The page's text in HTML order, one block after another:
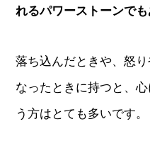
れるパワーストーンでも
落ち込んだときや、怒
なったときに持つと、
う方はとても多いです。